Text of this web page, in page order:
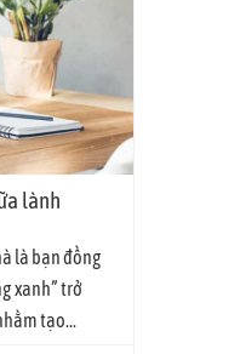
lành
là bạn đồng
xanh” trở
tạo...